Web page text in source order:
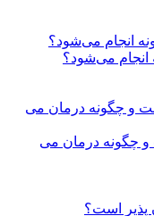
انجام می‌شود؟
و چگونه درمان می